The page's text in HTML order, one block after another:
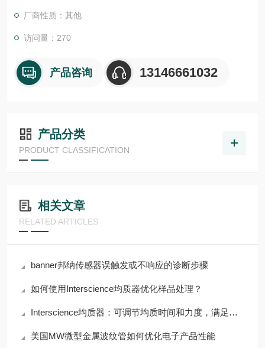
厂商性质：其他
访问量：270
产品咨询 13146661032
产品分类
PRODUCT CLASSIFICATION
相关文章
RELATED ARTICLES
banner邦纳传感器误触发或不响应的诊断步骤
如何使用Interscience均质器优化样品处理？
Interscience均质器：可调节均质时间和力度，满足多样需求
美国MW微型金属波纹管如何优化电子产品性能